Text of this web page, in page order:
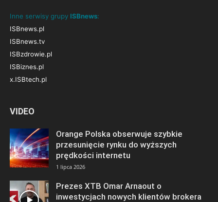
Inne serwisy grupy ISBnews:
ISBnews.pl
ISBnews.tv
ISBzdrowie.pl
ISBiznes.pl
x.ISBtech.pl
VIDEO
Orange Polska obserwuje szybkie
przesunięcie rynku do wyższych
prędkości internetu
1 lipca 2026
Prezes XTB Omar Arnaout o
inwestycjach nowych klientów brokera